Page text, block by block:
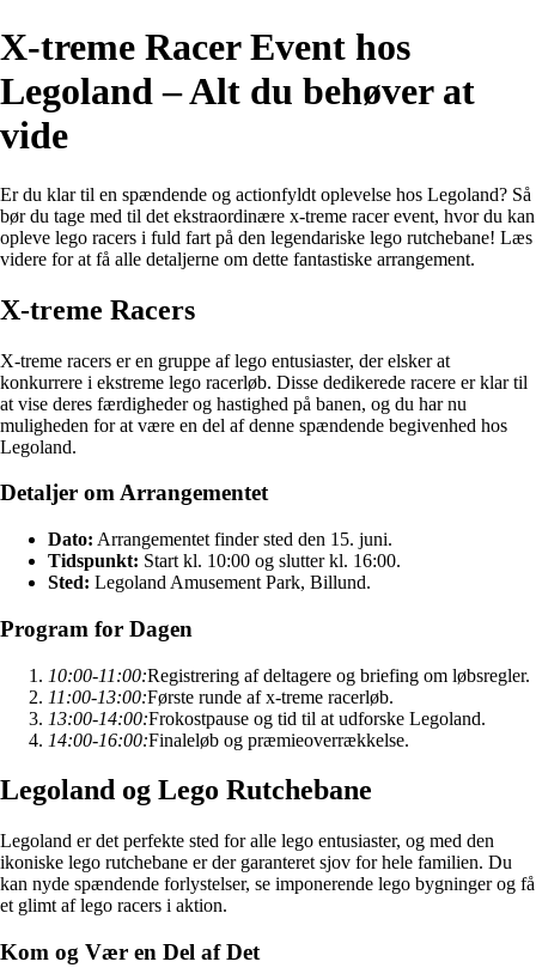
X-treme Racer Event hos
Legoland – Alt du behøver at
vide
Er du klar til en spændende og actionfyldt oplevelse hos Legoland? Så
bør du tage med til det ekstraordinære x-treme racer event, hvor du kan
opleve lego racers i fuld fart på den legendariske lego rutchebane! Læs
videre for at få alle detaljerne om dette fantastiske arrangement.
X-treme Racers
X-treme racers er en gruppe af lego entusiaster, der elsker at
konkurrere i ekstreme lego racerløb. Disse dedikerede racere er klar til
at vise deres færdigheder og hastighed på banen, og du har nu
muligheden for at være en del af denne spændende begivenhed hos
Legoland.
Detaljer om Arrangementet
Dato: Arrangementet finder sted den 15. juni.
Tidspunkt: Start kl. 10:00 og slutter kl. 16:00.
Sted: Legoland Amusement Park, Billund.
Program for Dagen
10:00-11:00:Registrering af deltagere og briefing om løbsregler.
11:00-13:00:Første runde af x-treme racerløb.
13:00-14:00:Frokostpause og tid til at udforske Legoland.
14:00-16:00:Finaleløb og præmieoverrækkelse.
Legoland og Lego Rutchebane
Legoland er det perfekte sted for alle lego entusiaster, og med den
ikoniske lego rutchebane er der garanteret sjov for hele familien. Du
kan nyde spændende forlystelser, se imponerende lego bygninger og få
et glimt af lego racers i aktion.
Kom og Vær en Del af Det